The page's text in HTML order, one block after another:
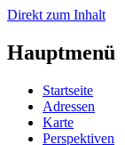
Direkt zum Inhalt
Hauptmenü
Startseite
Adressen
Karte
Perspektiven